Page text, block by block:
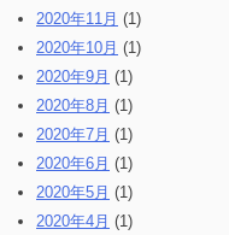
2020年11月 (1)
2020年10月 (1)
2020年9月 (1)
2020年8月 (1)
2020年7月 (1)
2020年6月 (1)
2020年5月 (1)
2020年4月 (1)